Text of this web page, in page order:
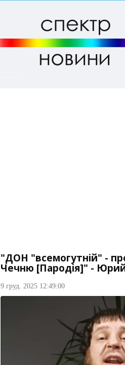
"ДОН "всемогутній" -
Чечню [Пародія]" -
9 груд. 2025 12:49:00